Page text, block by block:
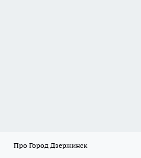
Про Город Дзержинск